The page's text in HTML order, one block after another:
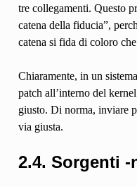
tre collegamenti. Questo
catena della fiducia”,
catena si fida di coloro
Chiaramente, in un
patch all’interno del
giusto. Di norma, inviare
via giusta.
2.4. Sorgenti -